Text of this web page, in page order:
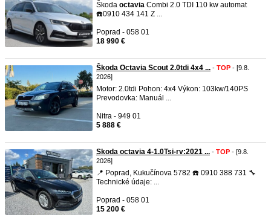
Škoda octavia Combi 2.0 TDI 110 kw automat
☎️0910 434 141 Z ...
Poprad - 058 01
18 990 €
Škoda Octavia Scout 2.0tdi 4x4 ... - TOP - [9.8.
2026]
Motor: 2.0tdi Pohon: 4x4 Výkon: 103kw/140PS
Prevodovka: Manuál ...
Nitra - 949 01
5 888 €
Skoda octavia 4-1.0Tsi-rv:2021 ... - TOP - [9.8.
2026]
📍 Poprad, Kukučínova 5782 ☎️ 0910 388 731 🔧
Technické údaje: ...
Poprad - 058 01
15 200 €